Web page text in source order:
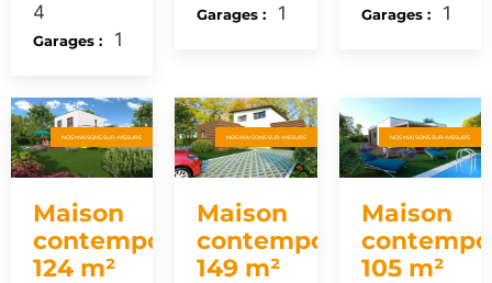
4
Garages : 1
Garages : 1 Garages : 1
NOS MAISONS SUR-MESURE
Maison
contemporaine
124 m²
NOS MAISONS SUR-MESURE
Maison
contemporaine
149 m²
NOS MAISONS SUR-MESURE
Maison
105 m²